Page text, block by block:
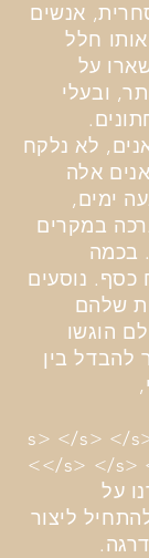
אנשים
חלל
על
ובעלי
לא נלקח
אלה
ימים,
במקרים
בכמה
כסף. נוסעים
שלהם
הוגשו
להבדל בין
</s> </s> </
</s> </s>
על
ליצור